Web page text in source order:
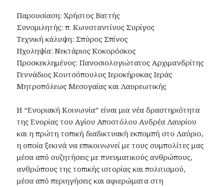
Παρουσίαση: Χρήστος Βαττής
Συνομιλητής: π. Κωνσταντίνος Συρίγος
Τεχνική κάλυψη: Σπύρος Σπίνος
Ηχοληψία: Νεκτάριος Κοκορόσκος
Προσκεκλημένος: Πανοσιολογιώτατος Αρχιμανδρίτης
Γεννάδιος Κουτσόπουλος Ιεροκήρυκας Ιεράς
Μητροπόλεως Μεσογαίας και Λαυρεωτικής
Η “Ενοριακή Κοινωνία” είναι μια νέα δραστηριότητα
της Ενορίας του Αγίου Αποστόλου Ανδρέα Λαυρίου
και η πρώτη τοπική διαδικτυακή εκπομπή στο Λαύριο,
η οποία ξεκινά να επικοινωνεί με τους συμπολίτες μας
μέσα από συζητήσεις με πνευματικούς ανθρώπους,
ανθρώπους της τοπικής ιστορίας και πολιτισμού,
μέσα από περιηγήσεις και αφιερώματα στη